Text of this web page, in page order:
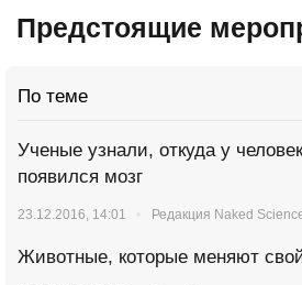
Предстоящие
По теме
Ученые узнали, откуда у
появился мозг
23.12.2016, 14:01 Редакция Naked
Животные, которые меняют